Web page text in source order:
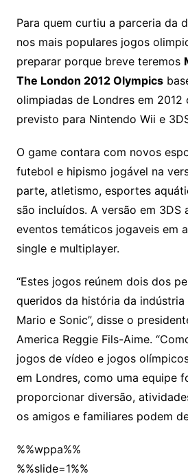
Para quem curtiu a parceria da
nos mais populares jogos
preparar porque breve teremos
The London 2012 Olympics
olimpiadas de Londres em 2012
previsto para Nintendo Wii e
O game contara com novos
futebol e hipismo jogável na
parte, atletismo, esportes
são incluídos. A versão em 3DS
eventos temáticos jogaveis em
single e multiplayer.
“Estes jogos reúnem dois dos
queridos da história da indústria
Mario e Sonic”, disse o
America Reggie Fils-Aime.
jogos de vídeo e jogos
em Londres, como uma equipe
proporcionar diversão,
os amigos e familiares podem
%%wppa%%
%%slide=1%%